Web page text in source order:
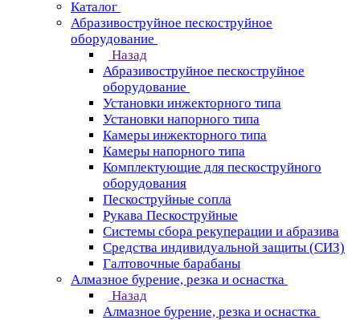
Каталог
Абразивоструйное пескоструйное
оборудование
Назад
Абразивоструйное пескоструйное
оборудование
Установки инжекторного типа
Установки напорного типа
Камеры инжекторного типа
Камеры напорного типа
Комплектующие для пескоструйного
оборудования
Пескоструйные сопла
Рукава Пескоструйные
Системы сбора рекуперации и абразива
Средства индивидуальной защиты (СИЗ)
Галтовочные барабаны
Алмазное бурение, резка и оснастка
Назад
Алмазное бурение, резка и оснастка